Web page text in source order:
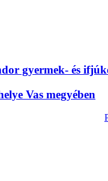
gyermek- és
Vas megyében